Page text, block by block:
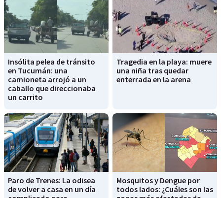
Insólita pelea de tránsito
en Tucumán: una
camioneta arrojó a un
caballo que direccionaba
un carrito
Tragedia en la playa: muere
una niña tras quedar
enterrada en la arena
Paro de Trenes: La odisea
de volver a casa en un día
Mosquitos y Dengue por
todos lados: ¿Cuáles son las